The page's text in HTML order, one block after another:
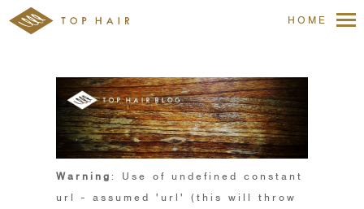
HOME
Warning : Use of undefined constant
url - assumed 'url' (this will throw